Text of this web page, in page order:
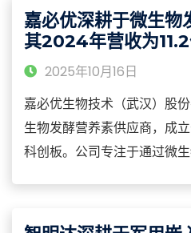
兰阴性菌的创新抗生素等核
皮肤软组织感染、菌血症、
嘉必优深耕于微生物
其2024年营收为
2025年10月16日
嘉必优生物技术（武汉）股
生物发酵营养素供应商，成
科创板。公司专注于通过微
的全产业链能力，产品涵盖